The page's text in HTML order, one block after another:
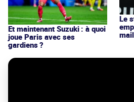
Et maintenant Suzuki : à quoi
joue Paris avec ses
gardiens ?
Le